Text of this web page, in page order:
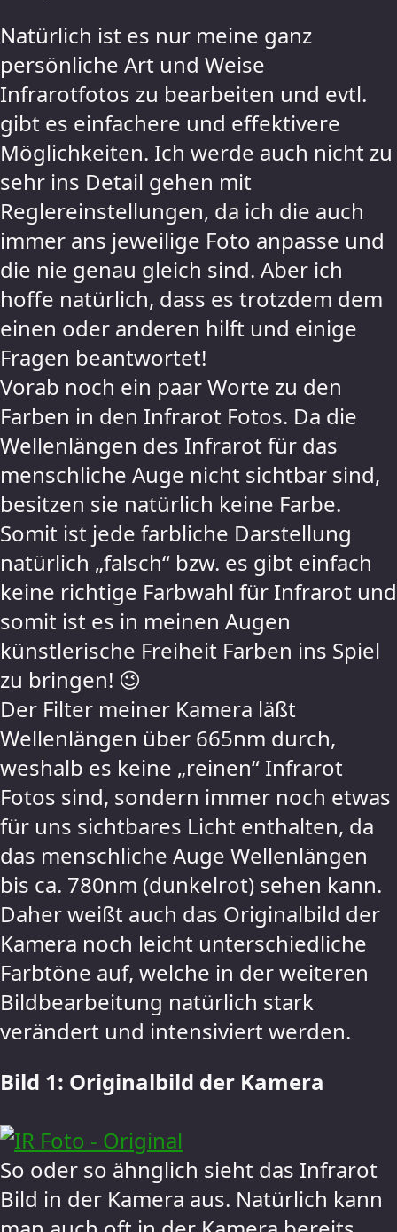
Natürlich ist es nur meine ganz
persönliche Art und Weise
Infrarotfotos zu bearbeiten und evtl.
gibt es einfachere und effektivere
Möglichkeiten. Ich werde auch nicht zu
sehr ins Detail gehen mit
Reglereinstellungen, da ich die auch
immer ans jeweilige Foto anpasse und
die nie genau gleich sind. Aber ich
hoffe natürlich, dass es trotzdem dem
einen oder anderen hilft und einige
Fragen beantwortet!
Vorab noch ein paar Worte zu den
Farben in den Infrarot Fotos. Da die
Wellenlängen des Infrarot für das
menschliche Auge nicht sichtbar sind,
besitzen sie natürlich keine Farbe.
Somit ist jede farbliche Darstellung
natürlich „falsch“ bzw. es gibt einfach
keine richtige Farbwahl für Infrarot und
somit ist es in meinen Augen
künstlerische Freiheit Farben ins Spiel
zu bringen! 😉
Der Filter meiner Kamera läßt
Wellenlängen über 665nm durch,
weshalb es keine „reinen“ Infrarot
Fotos sind, sondern immer noch etwas
für uns sichtbares Licht enthalten, da
das menschliche Auge Wellenlängen
bis ca. 780nm (dunkelrot) sehen kann.
Daher weißt auch das Originalbild der
Kamera noch leicht unterschiedliche
Farbtöne auf, welche in der weiteren
Bildbearbeitung natürlich stark
verändert und intensiviert werden.
Bild 1: Originalbild der Kamera
So oder so ähnglich sieht das Infrarot
Bild in der Kamera aus. Natürlich kann